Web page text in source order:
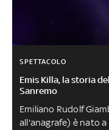
SPETTACOLO
Emis Killa, la storia
Sanremo
Emiliano Rudolf
all'anagrafe) è nato a